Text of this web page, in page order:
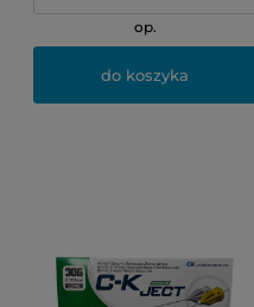
op.
do koszyka